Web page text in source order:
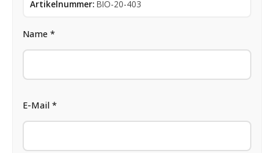
Artikelnummer: BIO-20-403
Name *
E-Mail *